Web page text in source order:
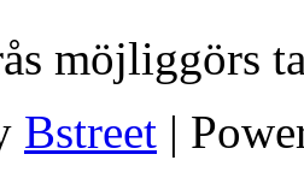
möjliggörs
Bstreet |